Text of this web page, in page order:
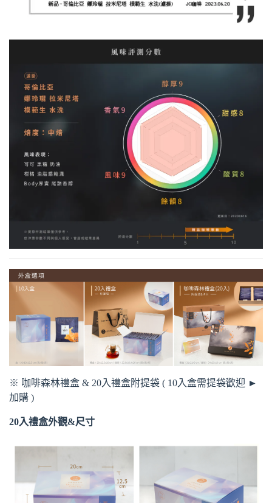
※ 咖啡森林禮盒 & 20入禮盒附提袋 ( 10入盒需提袋歡迎 ►
加購 )
20入禮盒外觀&尺寸